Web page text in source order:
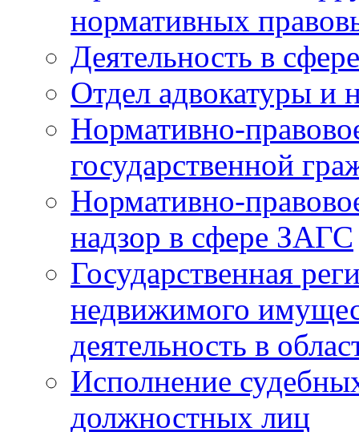
нормативных
Деятельность в
Отдел адвокатуры и
Нормативно-
государственной
Нормативно-
надзор в сфере ЗАГС
Государственная
недвижимого
деятельность в
Исполнение
должностных лиц